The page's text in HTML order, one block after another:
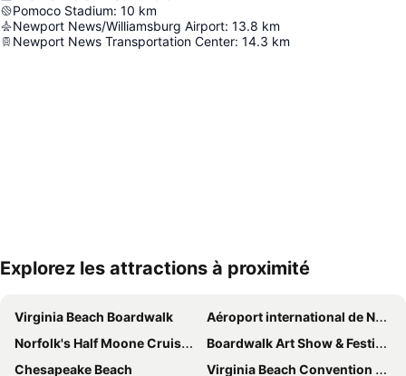
Pomoco Stadium: 10 km
Newport News/Williamsburg Airport: 13.8 km
Newport News Transportation Center: 14.3 km
Explorez les attractions à proximité
Virginia Beach Boardwalk
Aéroport international de Norfolk
Norfolk's Half Moone Cruise and Celebration Center
Boardwalk Art Show & Festival
Chesapeake Beach
Virginia Beach Convention Center